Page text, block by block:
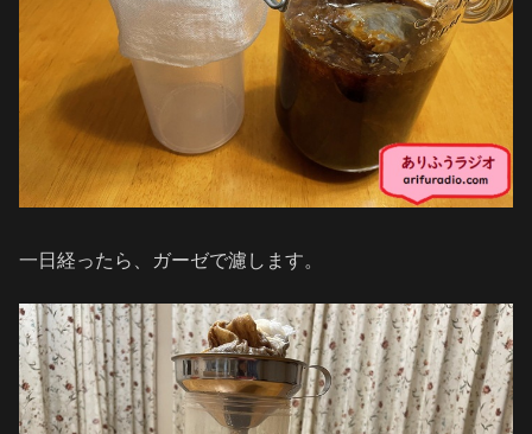
一日経ったら、ガーゼで濾します。